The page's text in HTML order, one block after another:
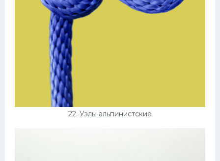
22. Узлы альпинистские